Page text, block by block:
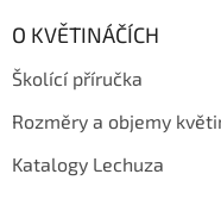
O KVĚTINÁČÍCH
Školící příručka
Rozměry a objemy
Katalogy Lechuza